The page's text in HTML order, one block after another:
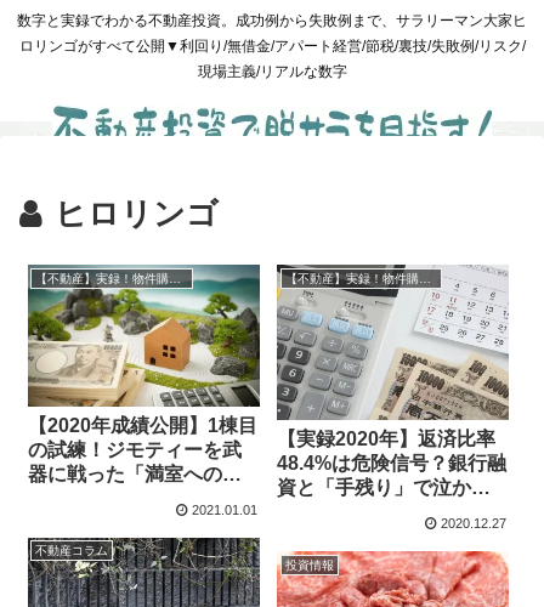
数字と実録でわかる不動産投資。成功例から失敗例まで、サラリーマン大家ヒ
ロリンゴがすべて公開▼利回り/無借金/アパート経営/節税/裏技/失敗例/リスク/
現場主義/リアルな数字
ヒロリンゴ
【2020年成績公開】1棟目
の試練！ジモティーを武
器に戦った「満室への執
2021.01.01
【実録2020年】返済比率
48.4%は危険信号？銀行融
資と「手残り」で泣かな
2020.12.27
不動産コラム
投資情報